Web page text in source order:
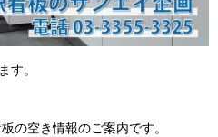
す。
の空き情報のご案内です。